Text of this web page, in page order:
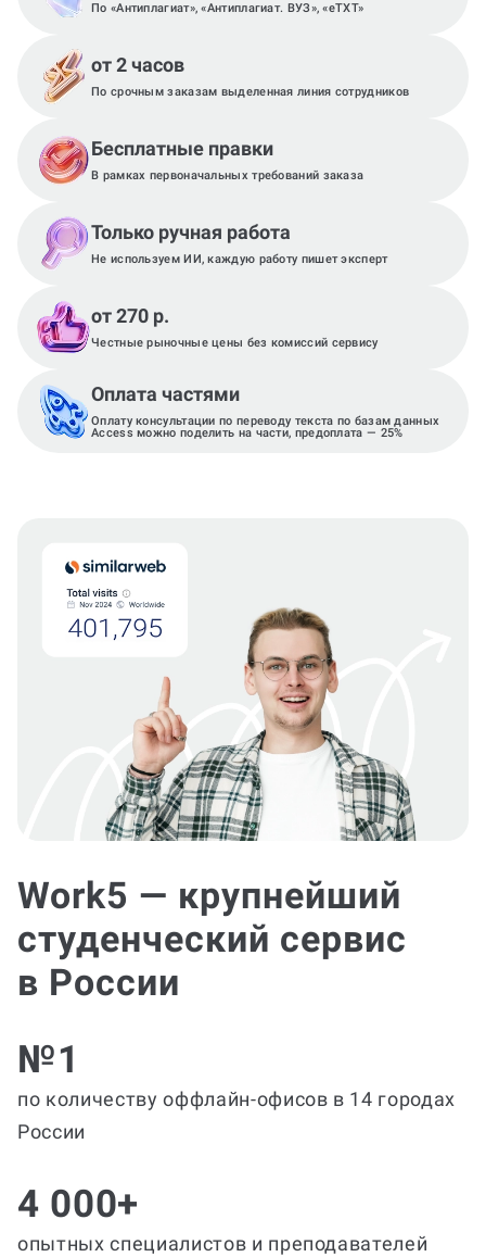
По «Антиплагиат», «Антиплагиат. ВУЗ», «eTXT»
от 2 часов
По срочным заказам выделенная линия сотрудников
Бесплатные правки
В рамках первоначальных требований заказа
Только ручная работа
Не используем ИИ, каждую работу пишет эксперт
от 270 р.
Честные рыночные цены без комиссий сервису
Оплата частями
Оплату консультации по переводу текста по базам данных
Access можно поделить на части, предоплата — 25%
Work5 — крупнейший
студенческий сервис
в России
№1
по количеству оффлайн-офисов в 14 городах
России
4 000+
опытных специалистов и преподавателей